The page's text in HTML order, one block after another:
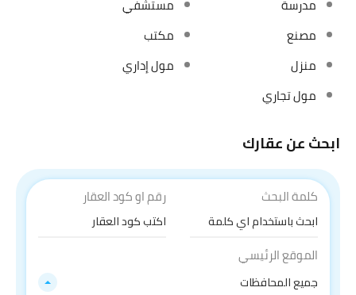
مدرسة
مستشفي
مصنع
مكتب
منزل
مول إداري
مول تجاري
ابحث عن عقارك
كلمة البحث رقم او كود العقار
الموقع الرئيسي
جميع المحافظات